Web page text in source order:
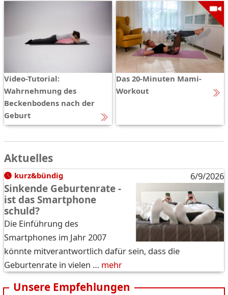
Video-Tutorial:
Wahrnehmung des
Beckenbodens nach der
Geburt
Das 20-Minuten Mami-
Workout
Aktuelles
kurz&bündig 6/9/2026
Sinkende Geburtenrate -
ist das Smartphone
schuld?
Die Einführung des
Smartphones im Jahr 2007
könnte mitverantwortlich dafür sein, dass die
Geburtenrate in vielen … mehr
Unsere Empfehlungen